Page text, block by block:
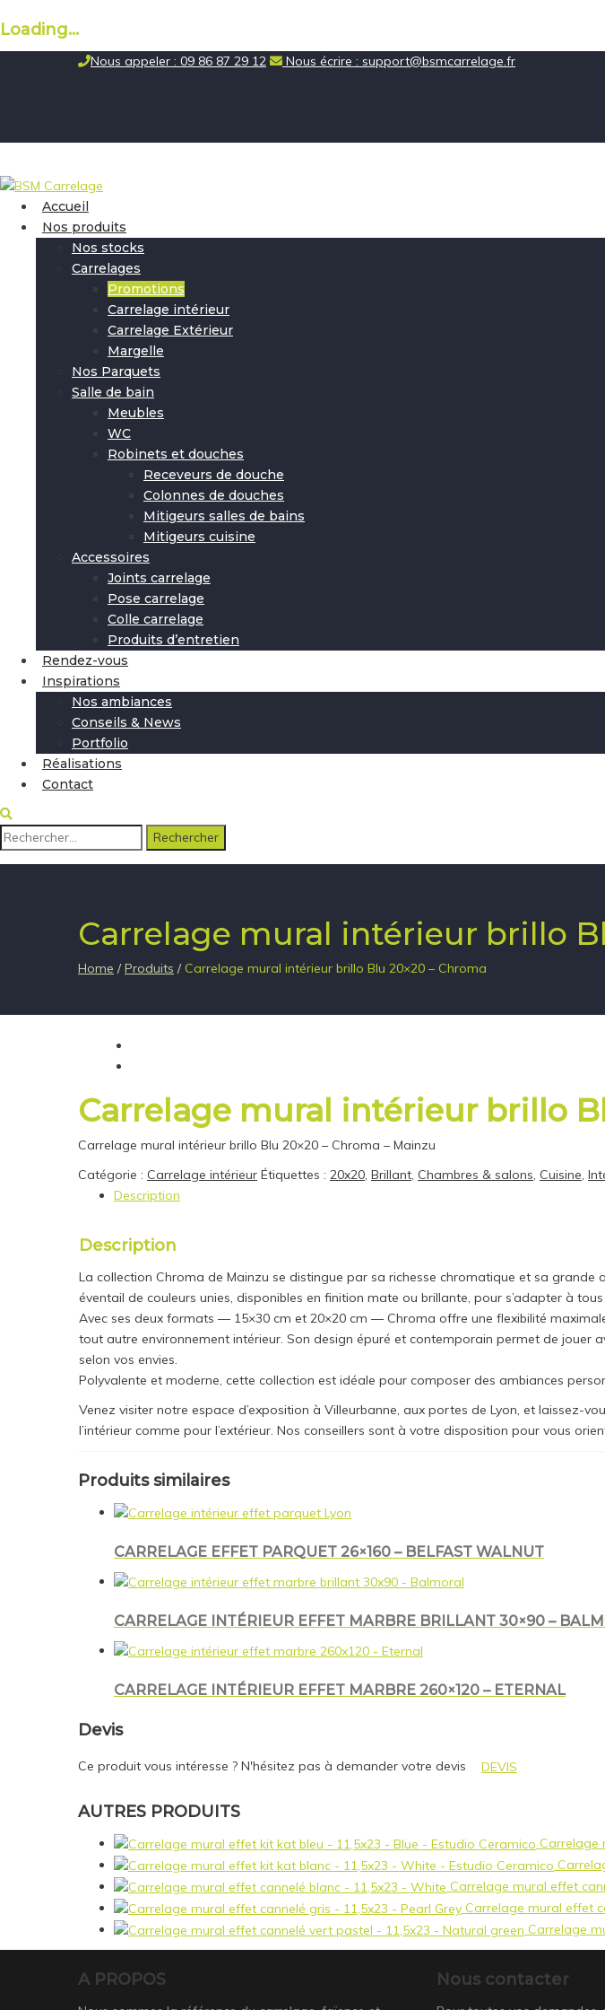
Loading...
Nous appeler : 09 86 87 29 12 Nous écrire : support@bsmcarrelage.fr
Accueil
Nos produits
Nos stocks
Carrelages
Promotions
Carrelage intérieur
Carrelage Extérieur
Margelle
Nos Parquets
Salle de bain
Meubles
WC
Robinets et douches
Receveurs de douche
Colonnes de douches
Mitigeurs salles de bains
Mitigeurs cuisine
Accessoires
Joints carrelage
Pose carrelage
Colle carrelage
Produits d’entretien
Rendez-vous
Inspirations
Nos ambiances
Conseils & News
Portfolio
Réalisations
Contact
Rechercher :
Carrelage mural intérieur brillo
Home / Produits / Carrelage mural intérieur brillo Blu 20×20 – Chroma
Carrelage mural intérieur brillo
Carrelage mural intérieur brillo Blu 20×20 – Chroma – Mainzu
Catégorie : Carrelage intérieur Étiquettes : 20x20, Brillant, Chambres & salons, Cuisine,
Description
Description
La collection Chroma de Mainzu se distingue par sa richesse chromatique et sa
éventail de couleurs unies, disponibles en finition mate ou brillante, pour s’adapter à
Avec ses deux formats — 15×30 cm et 20×20 cm — Chroma offre une flexibilité
tout autre environnement intérieur. Son design épuré et contemporain permet de jouer
selon vos envies.
Polyvalente et moderne, cette collection est idéale pour composer des ambiances
Venez visiter notre espace d’exposition à Villeurbanne, aux portes de Lyon, et laissez-
l’intérieur comme pour l’extérieur. Nos conseillers sont à votre disposition pour vous
Produits similaires
CARRELAGE EFFET PARQUET 26×160 – BELFAST WALNUT
CARRELAGE INTÉRIEUR EFFET MARBRE BRILLANT 30×90 –
CARRELAGE INTÉRIEUR EFFET MARBRE 260×120 – ETERNAL
Devis
Ce produit vous intéresse ? N'hésitez pas à demander votre devis DEVIS
AUTRES PRODUITS
Carrelage
Carrelage mural effet
Carrelage mural effet
Carrelage
A PROPOS Nous contacter